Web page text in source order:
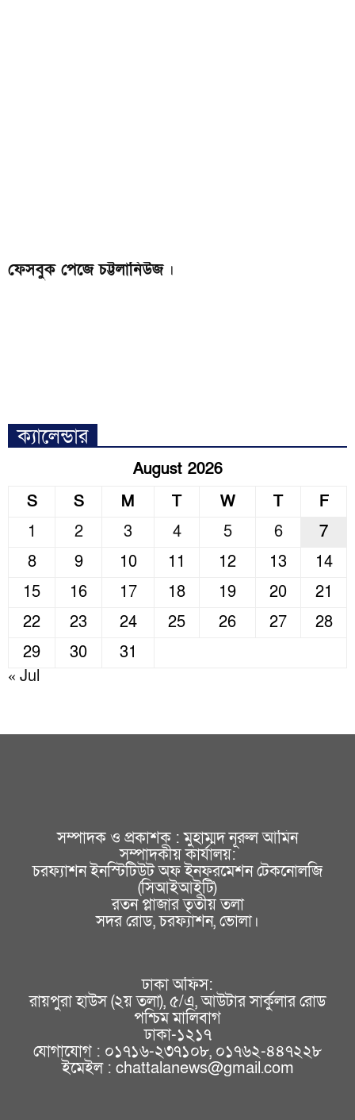
ফেসবুক পেজে চট্টলানিউজ ।
ক্যালেন্ডার
August 2026
S
S M T W T
F
1
2 3 4 5 6
7
8
9 10 11 12 13
14
15
16 17 18 19 20
21
22
23 24 25 26 27
28
29
30
31
« Jul
সম্পাদক ও প্রকাশক : মুহাম্মদ নূরুল আমিন
সম্পাদকীয় কার্যালয়:
চরফ্যাশন ইনস্টিটিউট অফ ইনফরমেশন টেকনোলজি
(সিআইআইটি)
রতন প্লাজার তৃতীয় তলা
সদর রোড, চরফ্যাশন, ভোলা।
ঢাকা অফিস:
রায়পুরা হাউস (২য় তলা), ৫/এ, আউটার সার্কুলার রোড
পশ্চিম মালিবাগ
ঢাকা-১২১৭
যোগাযোগ : ০১৭১৬-২৩৭১০৮, ০১৭৬২-৪৪৭২২৮
ইমেইল : chattalanews@gmail.com